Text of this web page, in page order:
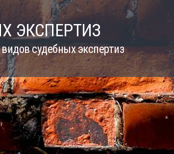
ЭКСПЕРТИЗ
судебных экспертиз